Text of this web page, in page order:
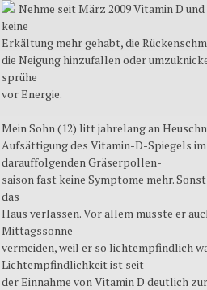
Nehme seit März 2009 Vitamin D
keine
Erkältung mehr gehabt, die
die Neigung hinzufallen oder
sprühe
vor Energie.
Mein Sohn (12) litt jahrelang an
Aufsättigung des Vitamin-D-Spiegels
darauffolgenden Gräserpollen-
saison fast keine Symptome mehr.
das
Haus verlassen. Vor allem musste er
Mittagssonne
vermeiden, weil er so lichtempfindlich
Lichtempfindlichkeit ist seit
der Einnahme von Vitamin D deutlich